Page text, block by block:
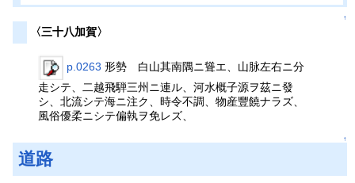
↑
〈三十八加賀〉
p.0263 形勢 白山其南隅ニ聳エ、山脉左右ニ分
走シテ、二越飛騨三州ニ連ル、河水概子源ヲ茲ニ發
シ、北流シテ海ニ注ク、時令不調、物産豐饒ナラズ、
風俗優柔ニシテ偏執ヲ免レズ、
↑
道路